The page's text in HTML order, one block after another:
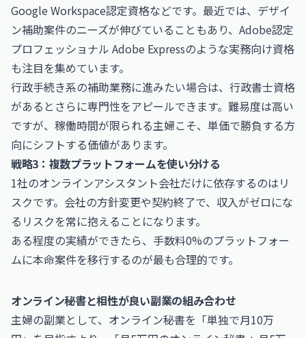
Google Workspace認定資格などです。最近では、デザイ
ン補助案件のニーズが伸びていることもあり、 Adobe認定
プロフェッショナル Adobe Expressのような実務向け資格
も注目を集めています。
行政手続き系の補助業務に進みたい場合は、 行政書士資格
があるとさらに専門性をアピールできます。難易度は高い
ですが、稼働時間が限られる主婦こそ、単価で勝負する方
向にシフトする価値があります。
戦略3：複数プラットフォームを使い分ける
1社のオンラインアシスタント会社だけに依存するのはリ
スクです。会社の方針変更や契約終了で、収入がゼロにな
るリスクを常に抱えることになります。
ある程度の実績ができたら、手数料0%のプラットフォー
ムに本命案件を移行するのが最も合理的です。
オンライン秘書と相性が良い副業の組み合わせ
主婦の副業として、オンライン秘書を「単独で月10万